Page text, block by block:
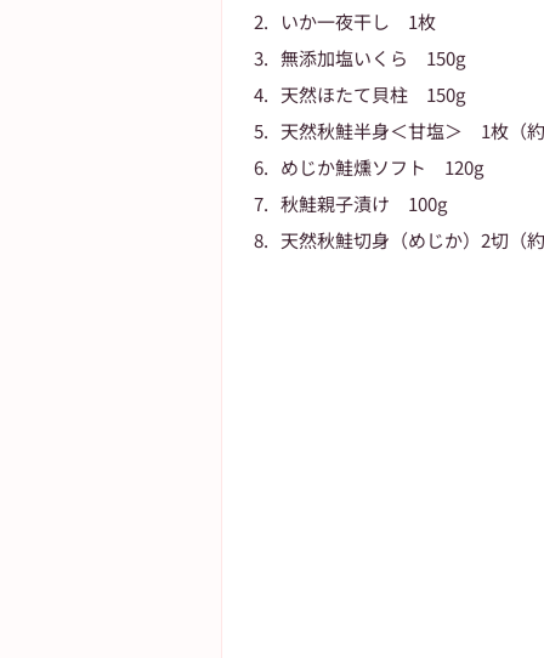
いか一夜干し　1枚
無添加塩いくら　150g
天然ほたて貝柱　150g
天然秋鮭半身＜甘塩＞　1枚（
めじか鮭燻ソフト　120g
秋鮭親子漬け　100g
天然秋鮭切身（めじか）2切（